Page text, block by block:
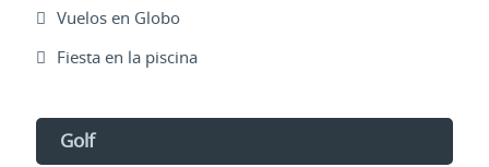
Vuelos en Globo
Fiesta en la piscina
Golf